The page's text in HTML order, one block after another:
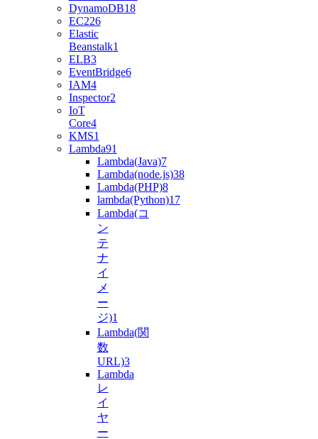
DynamoDB18
EC226
Elastic
Beanstalk1
ELB3
EventBridge6
IAM4
Inspector2
IoT
Core4
KMS1
Lambda91
Lambda(Java)7
Lambda(node.js)38
Lambda(PHP)8
lambda(Python)17
Lambda(コ
ン
テ
ナ
イ
メ
ー
ジ)1
Lambda(関
数
URL)3
Lambda
レ
イ
ヤ
ー